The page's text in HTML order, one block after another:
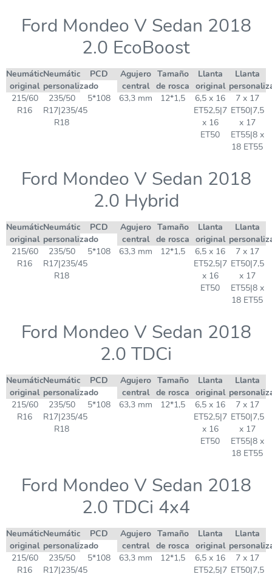
Ford Mondeo V Sedan 2018
2.0 EcoBoost
Neumático
original
Neumático
personalizado
PCD
Agujero
central
Tamaño
de rosca
Llanta
original
Llanta
215/60
R16
235/50
R17|235/45
R18
5*108 63,3 mm 12*1,5
6,5 x 16
ET52,5|7
x 16
ET50
7 x 17
ET50|7,5
x 17
ET55|8 x
18 ET55
Ford Mondeo V Sedan 2018
2.0 Hybrid
Neumático
original
Neumático
personalizado
PCD
Agujero
central
Tamaño
de rosca
Llanta
original
Llanta
215/60
R16
235/50
R17|235/45
R18
5*108 63,3 mm 12*1,5
6,5 x 16
ET52,5|7
x 16
ET50
7 x 17
ET50|7,5
x 17
ET55|8 x
18 ET55
Ford Mondeo V Sedan 2018
2.0 TDCi
Neumático
original
Neumático
personalizado
PCD
Agujero
central
Tamaño
de rosca
Llanta
original
Llanta
215/60
R16
235/50
R17|235/45
R18
5*108 63,3 mm 12*1,5
6,5 x 16
ET52,5|7
x 16
ET50
7 x 17
ET50|7,5
x 17
ET55|8 x
18 ET55
Ford Mondeo V Sedan 2018
2.0 TDCi 4x4
Neumático
original
Neumático
personalizado
PCD
Agujero
central
Tamaño
de rosca
Llanta
original
Llanta
215/60
R16
235/50
R17|235/45
5*108 63,3 mm 12*1,5
6,5 x 16
ET52,5|7
7 x 17
ET50|7,5